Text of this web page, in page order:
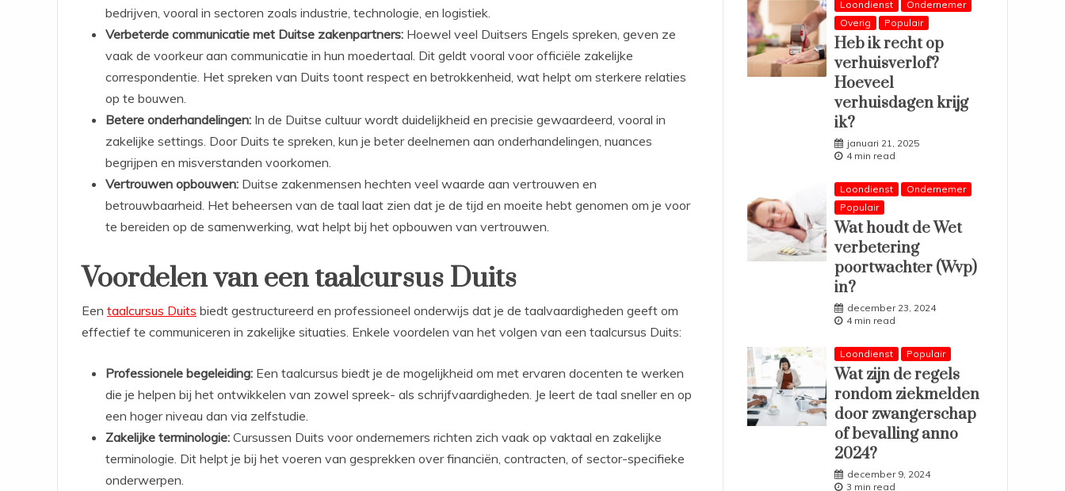
bedrijven, vooral in sectoren zoals industrie, technologie, en logistiek.
Verbeterde communicatie met Duitse zakenpartners: Hoewel veel Duitsers Engels spreken, geven ze
vaak de voorkeur aan communicatie in hun moedertaal. Dit geldt vooral voor officiële zakelijke
correspondentie. Het spreken van Duits toont respect en betrokkenheid, wat helpt om sterkere relaties
op te bouwen.
Betere onderhandelingen: In de Duitse cultuur wordt duidelijkheid en precisie gewaardeerd, vooral in
zakelijke settings. Door Duits te spreken, kun je beter deelnemen aan onderhandelingen, nuances
begrijpen en misverstanden voorkomen.
Vertrouwen opbouwen: Duitse zakenmensen hechten veel waarde aan vertrouwen en
betrouwbaarheid. Het beheersen van de taal laat zien dat je de tijd en moeite hebt genomen om je voor
te bereiden op de samenwerking, wat helpt bij het opbouwen van vertrouwen.
Voordelen van een taalcursus Duits
Een taalcursus Duits biedt gestructureerd en professioneel onderwijs dat je de taalvaardigheden geeft om
effectief te communiceren in zakelijke situaties. Enkele voordelen van het volgen van een taalcursus Duits:
Professionele begeleiding: Een taalcursus biedt je de mogelijkheid om met ervaren docenten te werken
die je helpen bij het ontwikkelen van zowel spreek- als schrijfvaardigheden. Je leert de taal sneller en op
een hoger niveau dan via zelfstudie.
Zakelijke terminologie: Cursussen Duits voor ondernemers richten zich vaak op vaktaal en zakelijke
terminologie. Dit helpt je bij het voeren van gesprekken over financiën, contracten, of sector-specifieke
onderwerpen.
Loondienst
Ondernemer
Overig
Populair
Heb ik recht op
verhuisverlof?
Hoeveel
verhuisdagen krijg
ik?
januari 21, 2025
4 min read
Loondienst
Ondernemer
Populair
Wat houdt de Wet
verbetering
poortwachter (Wvp)
in?
december 23, 2024
4 min read
Loondienst Populair
Wat zijn de regels
rondom ziekmelden
door zwangerschap
of bevalling anno
2024?
december 9, 2024
3 min read